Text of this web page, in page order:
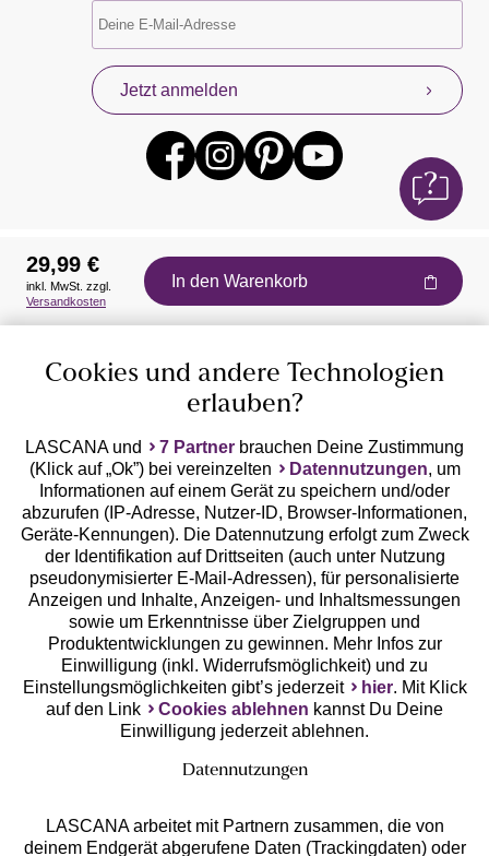
Jetzt anmelden
Auszeichnungen
Geprüfte Sicherheit
Unsere Apps
29,99 €
inkl. MwSt. zzgl.
Versandkosten
In den Warenkorb
Cookies und andere Technologien
erlauben?
LASCANA und 7 Partner brauchen Deine Zustimmung
(Klick auf „Ok”) bei vereinzelten
Datennutzungen, um
Informationen auf einem Gerät zu speichern und/oder
abzurufen (IP-Adresse, Nutzer-ID, Browser-Informationen,
Geräte-Kennungen). Die Datennutzung erfolgt zum Zweck
der Identifikation auf Drittseiten (auch unter Nutzung
pseudonymisierter E-Mail-Adressen), für personalisierte
Anzeigen und Inhalte, Anzeigen- und Inhaltsmessungen
sowie um Erkenntnisse über Zielgruppen und
Produktentwicklungen zu gewinnen. Mehr Infos zur
Einwilligung (inkl. Widerrufsmöglichkeit) und zu
Einstellungsmöglichkeiten gibt’s jederzeit
hier. Mit Klick
auf den Link
Cookies ablehnen kannst Du Deine
Einwilligung jederzeit ablehnen.
Datennutzungen
LASCANA arbeitet mit Partnern zusammen, die von
deinem Endgerät abgerufene Daten (Trackingdaten) oder